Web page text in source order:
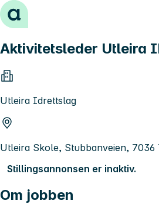
Hopp til innhold
Aktivitetsleder Utleira
Utleira Idrettslag
Utleira Skole, Stubbanveien, 7036
Stillingsannonsen er inaktiv.
Om jobben